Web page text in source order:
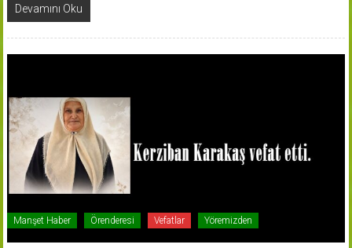
Devamını Oku
Manşet Haber Örenderesi Vefatlar Yöremizden